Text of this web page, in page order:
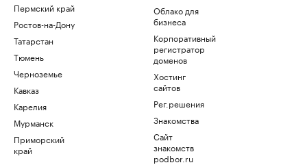
Пермский край
Ростов-на-Дону
Татарстан
Тюмень
Черноземье
Кавказ
Карелия
Мурманск
Приморский
край
Облако для
бизнеса
Корпоративный
регистратор
доменов
Хостинг
сайтов
Рег.решения
Знакомства
Сайт
знакомств
podbor.ru